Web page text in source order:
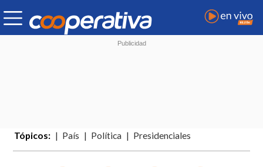
Tópicos: País Política Presidenciales